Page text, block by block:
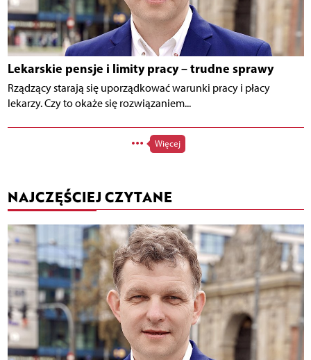
Lekarskie pensje i limity pracy – trudne sprawy
Rządzący starają się uporządkować warunki pracy i płacy
lekarzy. Czy to okaże się rozwiązaniem...
Więcej
NAJCZĘŚCIEJ CZYTANE